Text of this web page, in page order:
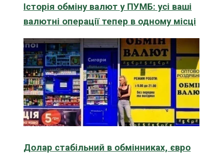
Історія обміну валют у ПУМБ: усі ваші
валютні операції тепер в одному місці
Долар стабільний в обмінниках, євро